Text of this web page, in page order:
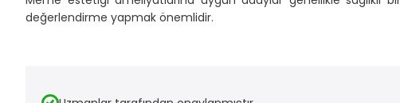
değerlendirme yapmak önemlidir.